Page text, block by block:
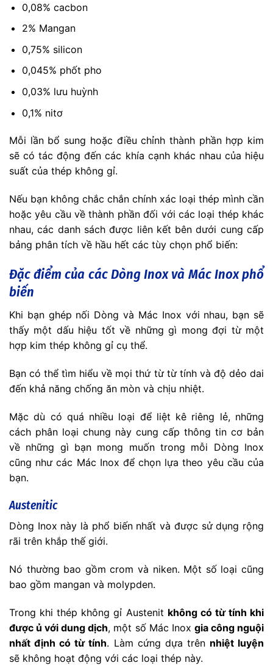
0,08% cacbon
2% Mangan
0,75% silicon
0,045% phốt pho
0,03% lưu huỳnh
0,1% nitơ
Mỗi lần bổ sung hoặc điều chỉnh thành phần hợp kim
sẽ có tác động đến các khía cạnh khác nhau của hiệu
suất của thép không gỉ.
Nếu bạn không chắc chắn chính xác loại thép mình cần
hoặc yêu cầu về thành phần đối với các loại thép khác
nhau, các danh sách được liên kết bên dưới cung cấp
bảng phân tích về hầu hết các tùy chọn phổ biến:
Đặc điểm của các Dòng Inox và Mác Inox phổ
biến
Khi bạn ghép nối Dòng và Mác Inox với nhau, bạn sẽ
thấy một dấu hiệu tốt về những gì mong đợi từ một
hợp kim thép không gỉ cụ thể.
Bạn có thể tìm hiểu về mọi thứ từ từ tính và độ dẻo dai
đến khả năng chống ăn mòn và chịu nhiệt.
Mặc dù có quá nhiều loại để liệt kê riêng lẻ, những
cách phân loại chung này cung cấp thông tin cơ bản
về những gì bạn mong muốn trong mỗi Dòng Inox
cũng như các Mác Inox để chọn lựa theo yêu cầu của
bạn.
Austenitic
Dòng Inox này là phổ biến nhất và được sử dụng rộng
rãi trên khắp thế giới.
Nó thường bao gồm crom và niken. Một số loại cũng
bao gồm mangan và molypden.
Trong khi thép không gỉ Austenit không có từ tính khi
được ủ với dung dịch, một số Mác Inox gia công nguội
nhất định có từ tính. Làm cứng dựa trên nhiệt luyện
sẽ không hoạt động với các loại thép này.